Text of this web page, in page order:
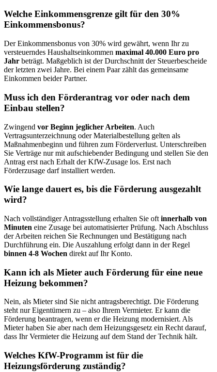
Welche Einkommensgrenze gilt für den 30%
Einkommensbonus?
Der Einkommensbonus von 30% wird gewährt, wenn Ihr zu
versteuerndes Haushaltseinkommen maximal 40.000 Euro pro
Jahr beträgt. Maßgeblich ist der Durchschnitt der Steuerbescheide
der letzten zwei Jahre. Bei einem Paar zählt das gemeinsame
Einkommen beider Partner.
Muss ich den Förderantrag vor oder nach dem
Einbau stellen?
Zwingend vor Beginn jeglicher Arbeiten. Auch
Vertragsunterzeichnung oder Materialbestellung gelten als
Maßnahmenbeginn und führen zum Förderverlust. Unterschreiben
Sie Verträge nur mit aufschiebender Bedingung und stellen Sie den
Antrag erst nach Erhalt der KfW-Zusage los. Erst nach
Förderzusage darf installiert werden.
Wie lange dauert es, bis die Förderung ausgezahlt
wird?
Nach vollständiger Antragsstellung erhalten Sie oft innerhalb von
Minuten eine Zusage bei automatisierter Prüfung. Nach Abschluss
der Arbeiten reichen Sie Rechnungen und Bestätigung nach
Durchführung ein. Die Auszahlung erfolgt dann in der Regel
binnen 4-8 Wochen direkt auf Ihr Konto.
Kann ich als Mieter auch Förderung für eine neue
Heizung bekommen?
Nein, als Mieter sind Sie nicht antragsberechtigt. Die Förderung
steht nur Eigentümern zu – also Ihrem Vermieter. Er kann die
Förderung beantragen, wenn er die Heizung modernisiert. Als
Mieter haben Sie aber nach dem Heizungsgesetz ein Recht darauf,
dass Ihr Vermieter die Heizung auf dem Stand der Technik hält.
Welches KfW-Programm ist für die
Heizungsförderung zuständig?